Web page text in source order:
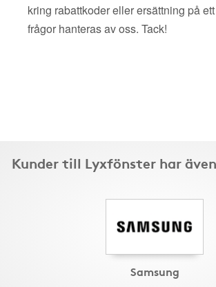
kring rabattkoder eller ersättning på
frågor hanteras av oss. Tack!
Kunder till Lyxfönster har
Samsung